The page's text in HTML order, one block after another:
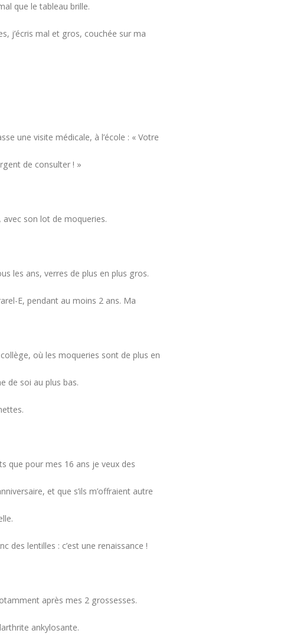
que le tableau brille.
j’écris mal et gros, couchée sur ma
une visite médicale, à l’école : « Votre
de consulter ! »
son lot de moqueries.
les ans, verres de plus en plus gros.
E, pendant au moins 2 ans. Ma
où les moqueries sont de plus en
de soi au plus bas.
que pour mes 16 ans je veux des
et que s’ils m’offraient autre
des lentilles : c’est une renaissance !
après mes 2 grossesses.
ankylosante.